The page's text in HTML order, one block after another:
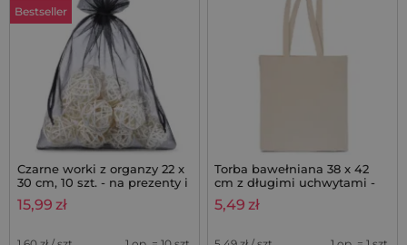
Bestseller
Czarne worki z organzy 22 x
30 cm, 10 szt. - na prezenty i
do ochrony roślin
15,99 zł
Torba bawełniana 38 x 42
cm z długimi uchwytami -
kolor naturalny
5,49 zł